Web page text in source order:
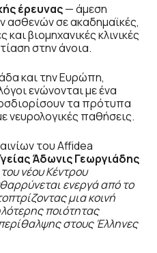
έρευνας— άμεση
σε ακαδημαϊκές,
βιομηχανικές κλινικές
στην άνοια.
και την Ευρώπη,
ενώνονται με ένα
τα πρότυπα
νευρολογικές παθήσεις.
του Affidea
Άδωνις Γεωργιάδης
νέου Κέντρου
ενεργά από το
μια κοινή
ποιότητας
στους Έλληνες